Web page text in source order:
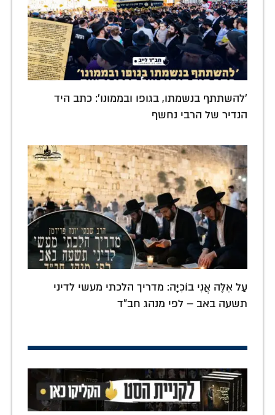
'להשתתף בנשמתו, בגופו ובממונו': כתב היד
הנדיר של הרבי נחשף
עַל אֵלֶּה אֲנִי בוֹכִיָּה: מדריך הלכתי מעשי לדיני
תשעה באב – לפי מנהג חב"ד